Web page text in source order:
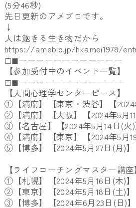
(5分46秒)
先日更新のアメブロです。
↓
人は飽きる生き物だから
https://ameblo.jp/hkamei1978/
◻︎◼︎ーーーーーーーーーーーー
【参加受付中のイベント一覧】
◻︎◼︎ーーーーーーーーーーーー
【人間心理学センターピース】
①【満席】【東京・渋谷】【2024
②【満席】【大阪】【2024年5月11
③【名古屋】【2024年5月14日(火)
④【満席】【東京】【2024年5月19
⑤【博多】【2024年5月27日(月)】
【ライフコーチングマスター講座
①【札幌】【2024年5月16日(木)】
② 【東京】【2024年5月18日(土)】
③ 【博多】【2024年6月23日(日)】